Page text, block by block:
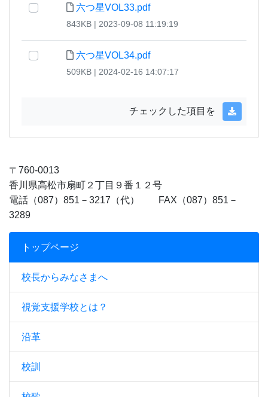
トップページ
校長からみなさまへ
視覚支援学校とは？
沿革
校訓
六つ星VOL33.pdf
843KB | 2023-09-08 11:19:19
六つ星VOL34.pdf
509KB | 2024-02-16 14:07:17
チェックした項目を
〒760-0013
香川県高松市扇町２丁目９番１２号
電話（087）851－3217（代） FAX（087）851－
3289